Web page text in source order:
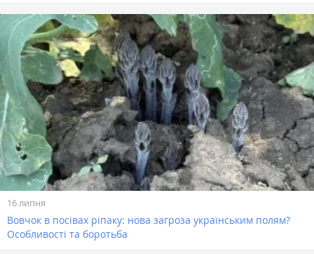
16 липня
Вовчок в посівах ріпаку: нова загроза українським полям?
Особливості та боротьба